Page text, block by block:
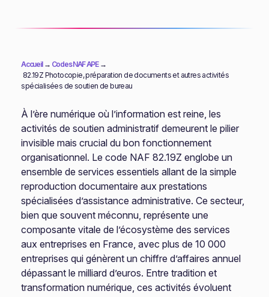
Accueil→ Codes NAF APE→
82.19Z Photocopie, préparation de documents et autres activités
spécialisées de soutien de bureau
À l’ère numérique où l’information est reine, les
activités de soutien administratif demeurent le pilier
invisible mais crucial du bon fonctionnement
organisationnel. Le code NAF 82.19Z englobe un
ensemble de services essentiels allant de la simple
reproduction documentaire aux prestations
spécialisées d’assistance administrative. Ce secteur,
bien que souvent méconnu, représente une
composante vitale de l’écosystème des services
aux entreprises en France, avec plus de 10 000
entreprises qui génèrent un chiffre d’affaires annuel
dépassant le milliard d’euros. Entre tradition et
transformation numérique, ces activités évoluent